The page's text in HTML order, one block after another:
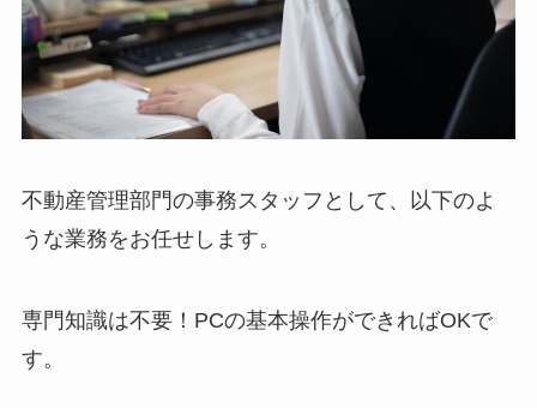
不動産管理部門の事務スタッフとして、以下のよ
うな業務をお任せします。
専門知識は不要！PCの基本操作ができればOKで
す。